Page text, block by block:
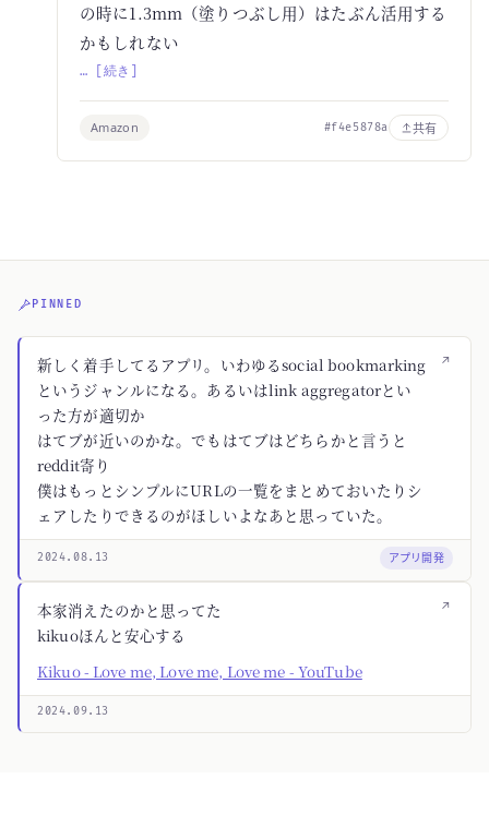
の時に1.3mm（塗りつぶし用）はたぶん活用する
かもしれない
… [続き]
Amazon #f4e5878a 共有
PINNED
↗
新しく着手してるアプリ。いわゆるsocial bookmarking
というジャンルになる。あるいはlink aggregatorとい
った方が適切か
はてブが近いのかな。でもはてブはどちらかと言うと
reddit寄り
僕はもっとシンプルにURLの一覧をまとめておいたりシ
ェアしたりできるのがほしいよなあと思っていた。
2024.08.13 アプリ開発
↗
本家消えたのかと思ってた
kikuoほんと安心する
Kikuo - Love me, Love me, Love me - YouTube
2024.09.13